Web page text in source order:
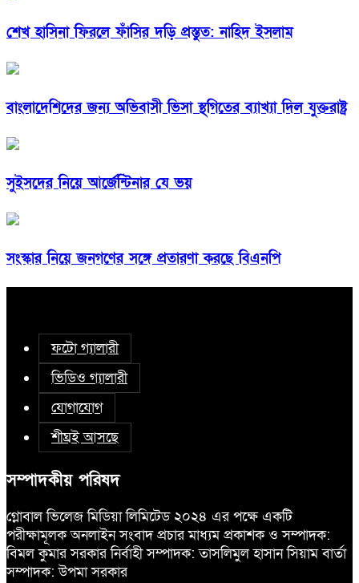
শেখ হাসিনা ফিরলে ফাঁসির দড়ি প্রস্তুত: নাহিদ ইসলাম
বাংলাদেশিদের জন্য অভিবাসী ভিসা স্থগিতের ব্যাখ্যা দিল যুক্তরাষ্ট্র
সুইসদের নিয়ে আর্জেন্টিনার যে ভয়
সংস্কার নিয়ে জনগণের সঙ্গে প্রতারণা করছে বিএনপি
ফটো গ্যালারী
ভিডিও গ্যালারী
যোগাযোগ
শীঘ্রই আসছে
সম্পাদকীয় পরিষদ
গ্লোবাল ভিলেজ মিডিয়া লিমিটেড ২০২৪ এর পক্ষে একটি
পরীক্ষামূলক অনলাইন সংবাদ প্রচার মাধ্যম প্রকাশক ও সম্পাদক:
বিমল কুমার সরকার নির্বাহী সম্পাদক: তাসলিমুল হাসান সিয়াম বার্তা
সম্পাদক: উপমা সরকার